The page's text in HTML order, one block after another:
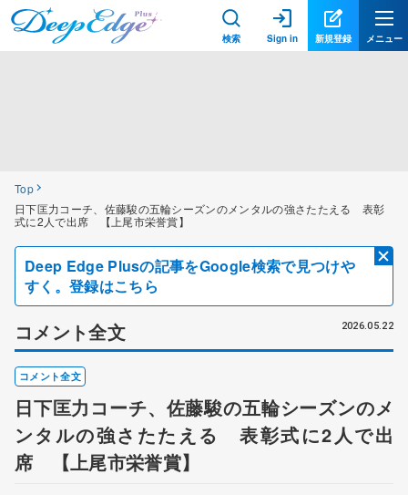
検索 Sign in 新規登録 メニュー
Top
日下匡力コーチ、佐藤駿の五輪シーズンのメンタルの強さたたえる 表彰
式に2人で出席 【上尾市栄誉賞】
Deep Edge Plusの記事をGoogle検索で見つけや
すく。登録はこちら
コメント全文 2026.05.22
コメント全文
日下匡力コーチ、佐藤駿の五輪シーズンのメ
ンタルの強さたたえる 表彰式に2人で出
席 【上尾市栄誉賞】